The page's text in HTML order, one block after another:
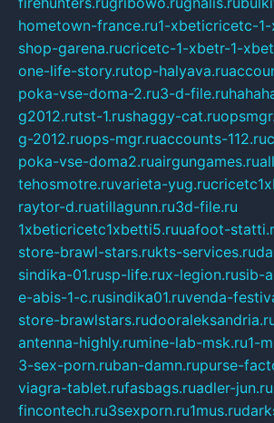
hometown-france.ru1-xbeticricetc-
shop-garena.rucricetc-1-xbetr-1-
one-life-story.rutop-halyava.ru
poka-vse-doma-2.ru3-d-file.ru
g2012.rutst-1.rushaggy-cat.ru
g-2012.ruops-mgr.ruaccounts-112.ru
poka-vse-doma2.ruairgungames.ru
tehosmotre.ruvarieta-yug.ru
raytor-d.ruatillagunn.ru3d-file.ru
1xbeticricetc1xbetti5.ruuafoot-
store-brawl-stars.rukts-services.ru
sindika-01.rusp-life.rux-legion.rusib-
e-abis-1-c.rusindika01.ruvenda-
store-brawlstars.ru
antenna-highly.rumine-lab-msk.ru1-
3-sex-porn.ruban-damn.rupurse-
viagra-tablet.rufasbags.ruadler-jun.ru
fincontech.ru3sexporn.ru1mus.ru